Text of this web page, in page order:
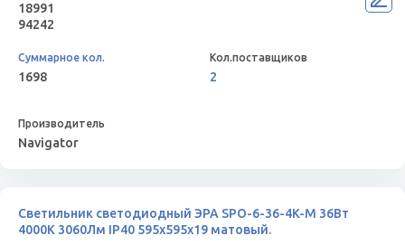
18991
94242
1698 2
Navigator
Светильник светодиодный ЭРА SPO-6-36-4K-M 36Вт
4000К 3060Лм IP40 595x595x19 матовый.